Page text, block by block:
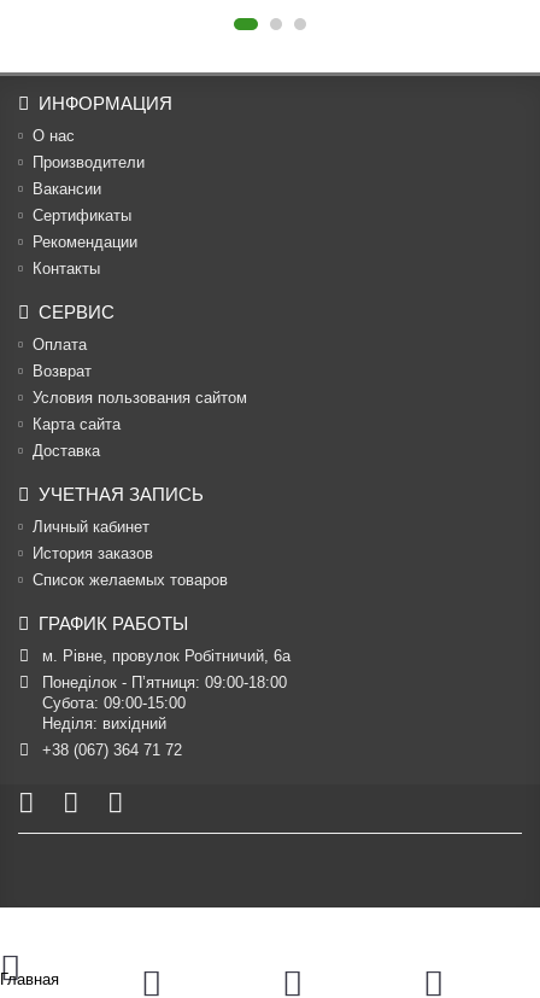
ИНФОРМАЦИЯ
О нас
Производители
Вакансии
Cертификаты
Рекомендации
Контакты
СЕРВИС
Оплата
Возврат
Условия пользования сайтом
Карта сайта
Доставка
УЧЕТНАЯ ЗАПИСЬ
Личный кабинет
История заказов
Список желаемых товаров
ГРАФИК РАБОТЫ
м. Рівне, провулок Робітничий, 6а
Понеділок - П’ятниця: 09:00-18:00
Субота: 09:00-15:00
Неділя: вихідний
+38 (067) 364 71 72
Главная